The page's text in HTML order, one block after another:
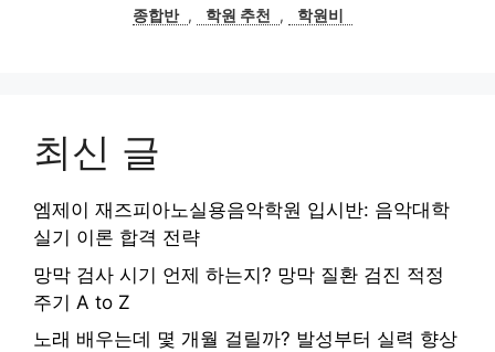
종합반 , 학원 추천 , 학원비
최신 글
엠제이 재즈피아노실용음악학원 입시반: 음악대학
실기 이론 합격 전략
망막 검사 시기 언제 하는지? 망막 질환 검진 적정
주기 A to Z
노래 배우는데 몇 개월 걸릴까? 발성부터 실력 향상